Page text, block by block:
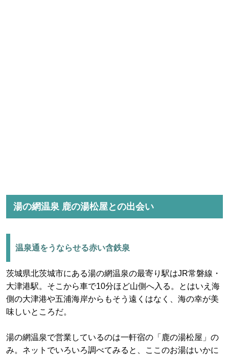
湯の網温泉 鹿の湯松屋との出会い
温泉通をうならせる赤い含鉄泉
茨城県北茨城市にある湯の網温泉の最寄り駅はJR常磐線・
大津港駅。そこから車で10分ほど山側へ入る。とはいえ海
側の大津港や五浦海岸からもそう遠くはなく、海の幸が美
味しいところだ。
湯の網温泉で営業しているのは一軒宿の「鹿の湯松屋」の
み。ネットでいろいろ調べてみると、ここのお湯はいかに